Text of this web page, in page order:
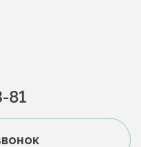
81